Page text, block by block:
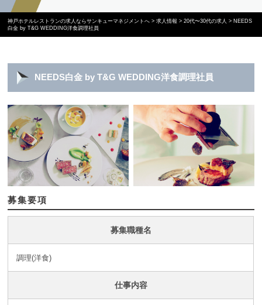
神戸ホテルレストランの求人ならサンキューマネジメントへ >求人情報 >20代〜30代の求人 > NEEDS
白金 by T&G WEDDING洋食調理社員
NEEDS白金 by T&G WEDDING洋食調理社員
募集要項
募集職種名
調理(洋食)
仕事内容